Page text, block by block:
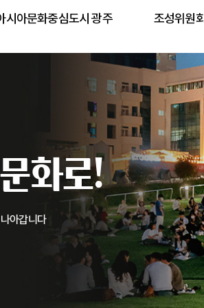
시아문화중심도시 광주 조성위원회
화로!
아갑니다